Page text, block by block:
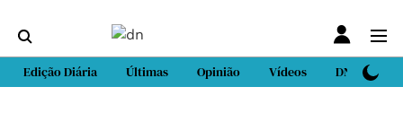
Edição Diária Últimas Opinião Vídeos DN Sport